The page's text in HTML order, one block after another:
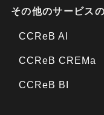
その他のサービス
CCReB AI
CCReB CREMa
CCReB BI